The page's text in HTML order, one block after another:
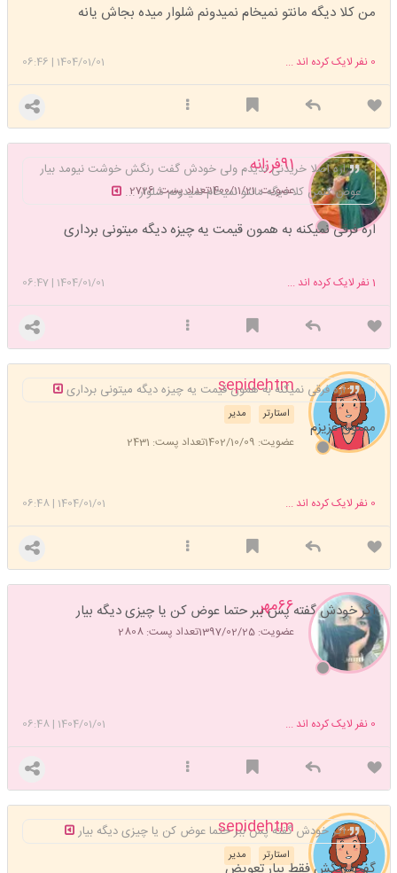
من کلا دیگه مانتو نمیخام نمیدونم شلوار میده بجاش یانه
1404/01/01
|
06:46 0 نفر لایک کرده اند ...
91فرزانه
عضویت: 1400/11/21 تعداد پست: 2726
اره اصلا خریدنی ندیدم ولی خودش گفت رنگش خوشت نیومد بیار
عوض کنمن کلا دیگه مانتو نمیخام نمیدونم شلوار ...
اره فرقی نمیکنه به همون قیمت یه چیزه دیگه میتونی برداری
1404/01/01
|
06:47 1نفر لایک کرده اند ...
sepidehtm
مدیر استارتر
عضویت: 1402/10/09 تعداد پست: 2431
اره فرقی نمیکنه به همون قیمت یه چیزه دیگه میتونی برداری
ممنون عزیزم
1404/01/01
|
06:48 0 نفر لایک کرده اند ...
۶۶مهر
عضویت: 1397/02/25 تعداد پست: 2808
اگر خودش گفته پس ببر حتما عوض کن یا چیزی دیگه بیار
1404/01/01
|
06:48 0 نفر لایک کرده اند ...
sepidehtm
مدیر استارتر
اگر خودش گفته پس ببر حتما عوض کن یا چیزی دیگه بیار